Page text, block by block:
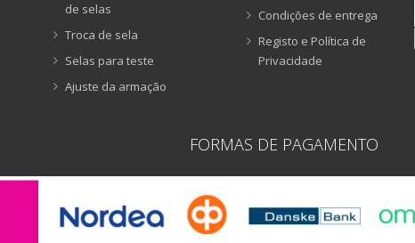
de selas
Troca de sela
Selas para teste
Ajuste da armação
Condições de entrega
Registo e Política de
Privacidade
FORMAS DE PAGAMENTO